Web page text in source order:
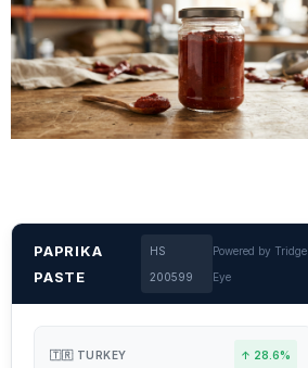
PAPRIKA
PASTE
HS
200599
Powered by Tridge
Eye
🇹🇷 TURKEY ↑ 28.6%